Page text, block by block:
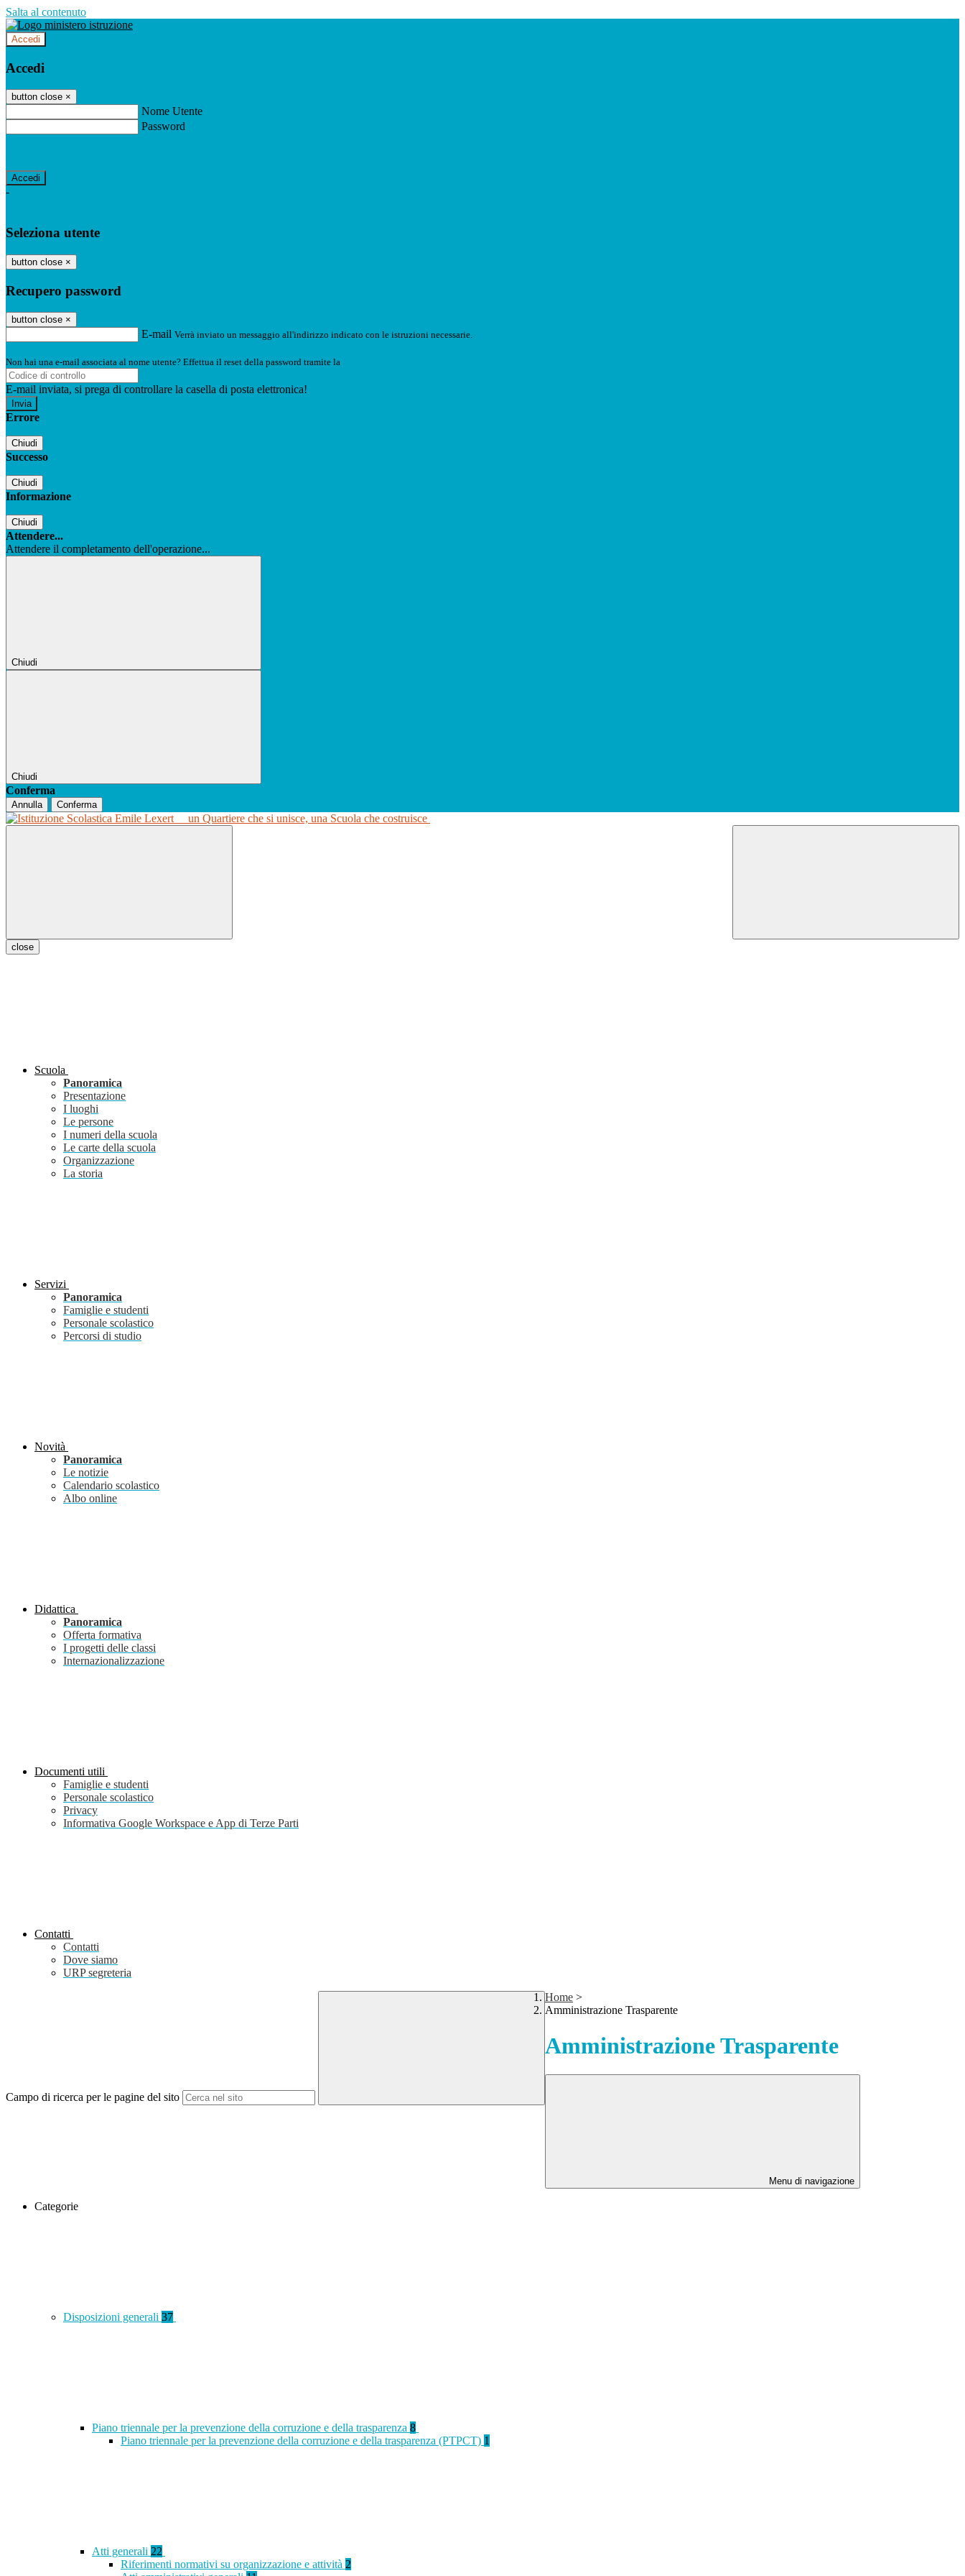
Salta al contenuto
Accedi
Accedi
button close ×
Nome Utente
Password
-
Seleziona utente
button close ×
Recupero password
button close ×
E-mail Verrà inviato un messaggio all'indirizzo indicato con le istruzioni necessarie.
Non hai una e-mail associata al nome utente? Effettua il reset della password tramite la
E-mail inviata, si prega di controllare la casella di posta elettronica!
Errore
Chiudi
Successo
Chiudi
Informazione
Chiudi
Attendere...
Attendere il completamento dell'operazione...
Chiudi
Chiudi
Conferma
Annulla Conferma
un Quartiere che si unisce, una Scuola che costruisce
close
Scuola
Panoramica
Presentazione
I luoghi
Le persone
I numeri della scuola
Le carte della scuola
Organizzazione
La storia
Servizi
Panoramica
Famiglie e studenti
Personale scolastico
Percorsi di studio
Novità
Panoramica
Le notizie
Calendario scolastico
Albo online
Didattica
Panoramica
Offerta formativa
I progetti delle classi
Internazionalizzazione
Documenti utili
Famiglie e studenti
Personale scolastico
Privacy
Informativa Google Workspace e App di Terze Parti
Contatti
Contatti
Dove siamo
URP segreteria
Campo di ricerca per le pagine del sito
Home >
Amministrazione Trasparente
Amministrazione Trasparente
Menu di navigazione
Categorie
Disposizioni generali 37
Piano triennale per la prevenzione della corruzione e della trasparenza 8
Piano triennale per la prevenzione della corruzione e della trasparenza (PTPCT) 1
Atti generali 22
Riferimenti normativi su organizzazione e attività 2